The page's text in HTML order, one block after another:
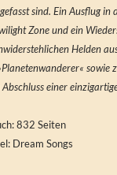
sind. Ein Ausflug in
Zone und ein
Helden
einer
832 Seiten
Dream Songs